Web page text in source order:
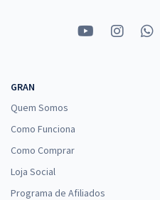
GRAN
Quem Somos
Como Funciona
Como Comprar
Loja Social
Programa de Afiliados